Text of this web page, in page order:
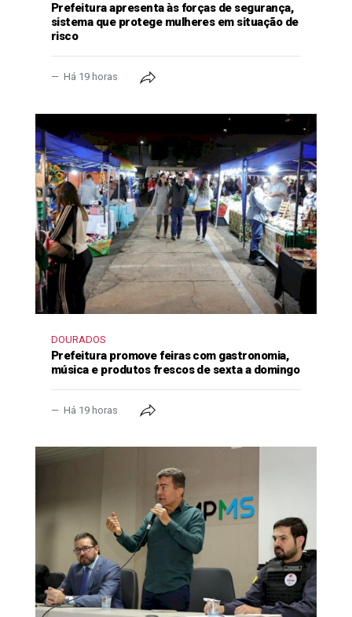
Prefeitura apresenta às forças de segurança,
sistema que protege mulheres em situação de
risco
Há 19 horas
DOURADOS
Prefeitura promove feiras com gastronomia,
música e produtos frescos de sexta a domingo
Há 19 horas